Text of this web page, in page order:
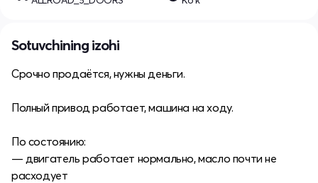
Sotuvchining izohi
Срочно продаётся, нужны деньги.
Полный привод работает, машина на ходу.
По состоянию:
— двигатель работает нормально, масло почти не
расходует